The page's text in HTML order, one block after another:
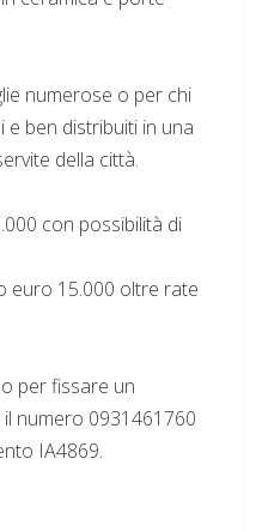
numerose o per chi
e ben distribuiti in una
della città.
con possibilità di
euro 15.000 oltre rate
per fissare un
numero 0931461760
IA4869.